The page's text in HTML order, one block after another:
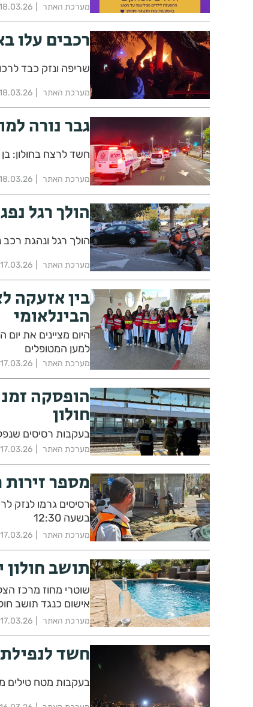
מערכת האתר
רכבים עלו
שריפה ונזק כבד
מערכת האתר
גבר נורה
חשד לרצח בחולון: בן 30 נורה למוות בתוך רכב ברחוב הלוחמים. הרקע פלילי
מערכת האתר
הולך רגל
הולך רגל ונהגת רכב
מערכת האתר 17.03.26
בין אזעקה
הבינלאומי
היום מציינים את יום
למען המטופלים
מערכת האתר 17.03.26
הופסקה
חולון
בעקבות רסיסים
מערכת האתר 17.03.26
מספר
רסיסים גרמו לנזק
בשעה 12:30
מערכת האתר 17.03.26
תושב חולון
שוטרי מחוז מרכז
אישום כנגד תושב חולון בשנות ה - 50
מערכת האתר 17.03.26
חשד
בעקבות מטח טילים